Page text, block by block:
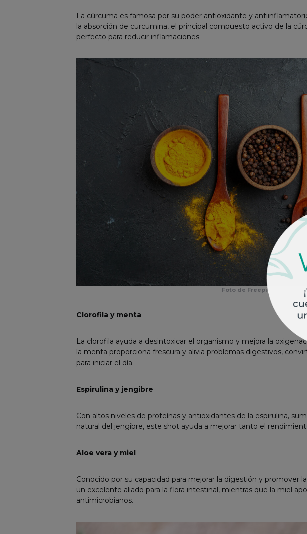
La cúrcuma es famosa por su poder antioxidante y
la absorción de curcumina, el principal compuesto activo de la
perfecto para reducir inflamaciones.
Foto de Freepik
Clorofila y menta
La clorofila ayuda a desintoxicar el organismo y mejora la
la menta proporciona frescura y alivia problemas digestivos,
para iniciar el día.
Espirulina y jengibre
Con altos niveles de proteínas y antioxidantes de la espirulina,
natural del jengibre, este shot ayuda a mejorar tanto el
Aloe vera y miel
Conocido por su capacidad para mejorar la digestión y promover
un excelente aliado para la flora intestinal, mientras que la miel
antimicrobianos.